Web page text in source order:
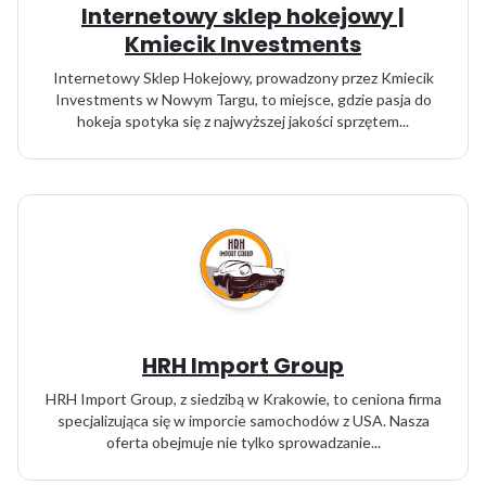
Internetowy sklep hokejowy |
Kmiecik Investments
Internetowy Sklep Hokejowy, prowadzony przez Kmiecik
Investments w Nowym Targu, to miejsce, gdzie pasja do
hokeja spotyka się z najwyższej jakości sprzętem...
HRH Import Group
HRH Import Group, z siedzibą w Krakowie, to ceniona firma
specjalizująca się w imporcie samochodów z USA. Nasza
oferta obejmuje nie tylko sprowadzanie...